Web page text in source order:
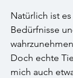
Natürlich ist
Bedürfnisse
Doch echte
mich auch